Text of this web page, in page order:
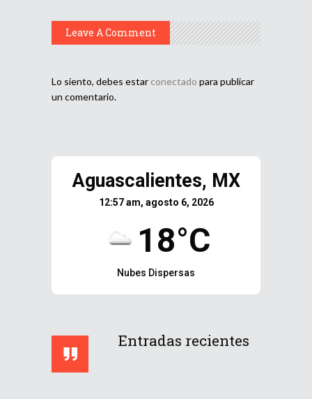
Leave A Comment
Lo siento, debes estar conectado para publicar
un comentario.
Aguascalientes, MX
12:57 am, agosto 6, 2026
18°C
Nubes Dispersas
Entradas recientes